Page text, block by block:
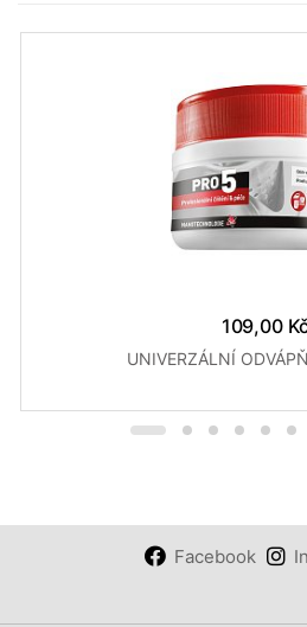
109,00
UNIVERZÁLNÍ
Facebook